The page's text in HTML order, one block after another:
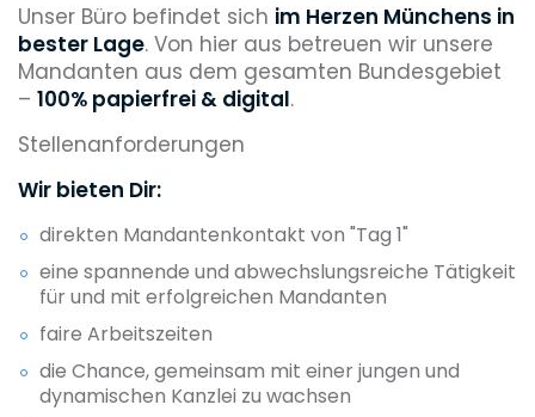
Unser Büro befindet sich im Herzen Münchens in
bester Lage. Von hier aus betreuen wir unsere
Mandanten aus dem gesamten Bundesgebiet
– 100% papierfrei & digital.
Stellenanforderungen
Wir bieten Dir:
direkten Mandantenkontakt von "Tag 1"
eine spannende und abwechslungsreiche Tätigkeit
für und mit erfolgreichen Mandanten
faire Arbeitszeiten
die Chance, gemeinsam mit einer jungen und
dynamischen Kanzlei zu wachsen